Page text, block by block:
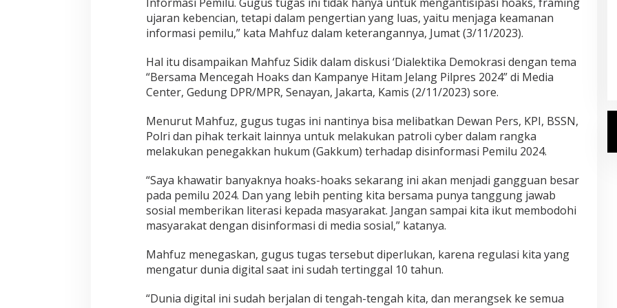
l
u
0
2
4
ujaran kebencian, tetapi dalam pengertian yang luas, yaitu menjaga keamanan
informasi pemilu,” kata Mahfuz dalam keterangannya, Jumat (3/11/2023).
Hal itu disampaikan Mahfuz Sidik dalam diskusi ‘Dialektika Demokrasi dengan tema
“Bersama Mencegah Hoaks dan Kampanye Hitam Jelang Pilpres 2024” di Media
Center, Gedung DPR/MPR, Senayan, Jakarta, Kamis (2/11/2023) sore.
Menurut Mahfuz, gugus tugas ini nantinya bisa melibatkan Dewan Pers, KPI, BSSN,
Polri dan pihak terkait lainnya untuk melakukan patroli cyber dalam rangka
melakukan penegakkan hukum (Gakkum) terhadap disinformasi Pemilu 2024.
“Saya khawatir banyaknya hoaks-hoaks sekarang ini akan menjadi gangguan besar
pada pemilu 2024. Dan yang lebih penting kita bersama punya tanggung jawab
sosial memberikan literasi kepada masyarakat. Jangan sampai kita ikut membodohi
masyarakat dengan disinformasi di media sosial,” katanya.
Mahfuz menegaskan, gugus tugas tersebut diperlukan, karena regulasi kita yang
mengatur dunia digital saat ini sudah tertinggal 10 tahun.
“Dunia digital ini sudah berjalan di tengah-tengah kita, dan merangsek ke semua
Kemenhaj Umumkan Daftar
Di Haji | Senin, 20 Juli 2026